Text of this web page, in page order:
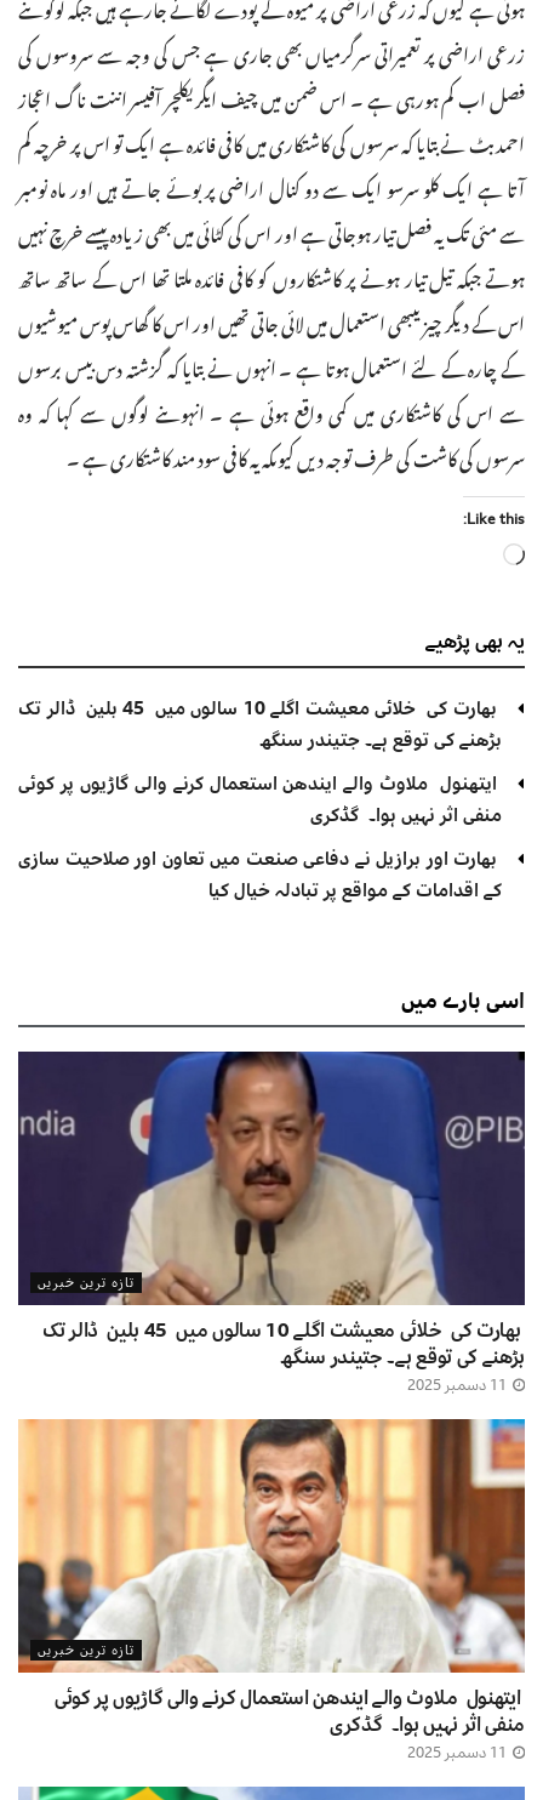
زرعی اراضی پر تعمیراتی سرگرمیاں بھی جاری ہے جس کی وجہ سے سروسوں کی
فصل اب کم ہورہی ہے ۔ اس ضمن میں چیف ایگریکلچر آفیسر اننت ناگ اعجاز
احمد بٹ نے بتایا کہ سرسوں کی کاشتکاری میں کافی فائدہ ہے ایک تو اس پر خرچہ کم
آتا ہے ایک کلو سرسو ایک سے دو کنال اراضی پر بوئے جاتے ہیں اور ماہ نومبر
سے مئی تک یہ فصل تیار ہوجاتی ہے اور اس کی کٹائی میں بھی زیادہ پیسے خرچ نہیں
ہوتے جبکہ تیل تیار ہونے پر کاشتکاروں کو کافی فائدہ ملتا تھا اس کے ساتھ ساتھ
اس کے دیگر چیزیںبھی استعمال میں لائی جاتی تھیں اور اس کا گھاس پوس میوشیوں
کے چارہ کے لئے استعمال ہوتا ہے ۔ انہوں نے بتایا کہ گزشتہ دس بیس برسوں
سے اس کی کاشتکاری میں کمی واقع ہوئی ہے ۔ انہوںنے لوگوں سے کہا کہ وہ
سرسوں کی کاشت کی طرف توجہ دیں کیوںکہ یہ کافی سود مند کاشتکاری ہے ۔
Like this:
Loading…
یہ بھیپڑھیے
بھارت کی خلائی معیشت اگلے 10 سالوں میں 45 بلین ڈالر تک
بڑھنے کی توقع ہے۔ جتیندر سنگھ
ایتھنول ملاوٹ والے ایندھن استعمال کرنے والی گاڑیوں پر کوئی
منفی اثر نہیں ہوا۔ گڈکری
بھارت اور برازیل نے دفاعی صنعت میں تعاون اور صلاحیت سازی
کے اقدامات کے مواقع پر تبادلہ خیال کیا
اسیبارے میں
تازہ ترین خبریں
بھارت کی خلائی معیشت اگلے 10 سالوں میں 45 بلین ڈالر تک
بڑھنے کی توقع ہے۔ جتیندر سنگھ
تازہ ترین خبریں
ایتھنول ملاوٹ والے ایندھن استعمال کرنے والی گاڑیوں پر کوئی
منفی اثر نہیں ہوا۔ گڈکری